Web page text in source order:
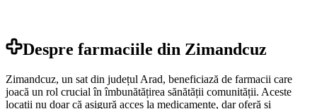
Despre farmaciile din Zimandcuz
Zimandcuz, un sat din județul Arad, beneficiază de farmacii care
joacă un rol crucial în îmbunătățirea sănătății comunității. Aceste
locații nu doar că asigură acces la medicamente, dar oferă și